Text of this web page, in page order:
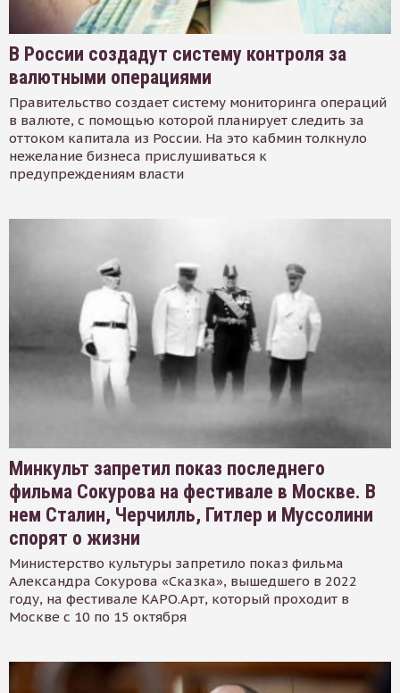
В России создадут систему контроля за
валютными операциями
Правительство создает систему мониторинга операций
в валюте, с помощью которой планирует следить за
оттоком капитала из России. На это кабмин толкнуло
нежелание бизнеса прислушиваться к
предупреждениям власти
Минкульт запретил показ последнего
фильма Сокурова на фестивале в Москве. В
нем Сталин, Черчилль, Гитлер и Муссолини
спорят о жизни
Министерство культуры запретило показ фильма
Александра Сокурова «Сказка», вышедшего в 2022
году, на фестивале КАРО.Арт, который проходит в
Москве с 10 по 15 октября